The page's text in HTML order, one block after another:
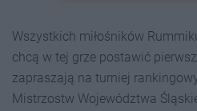
Wszystkich miłośników
chcą w tej grze postawić
zapraszają na turniej
Mistrzostw Województwa